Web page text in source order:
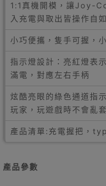
1:1真機開模，讓Joy-
入充電與取出皆操作自如
小巧便攜，隻手可握，
指示燈設計：亮紅燈表
滿電，對應左右手柄
炫酷亮眼的綠色通道指
玩家，玩遊戲時不會亂套
產品清單:充電握把，
產品參數